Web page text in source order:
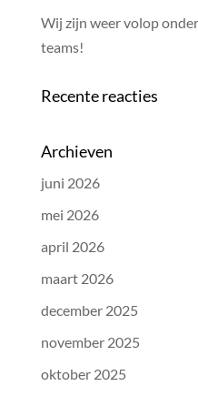
Wij zijn weer volop
teams!
Recente reacties
Archieven
juni 2026
mei 2026
april 2026
maart 2026
december 2025
november 2025
oktober 2025